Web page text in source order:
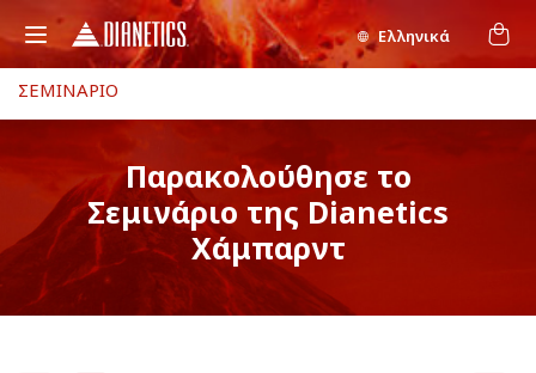
Ελληνικά
ΣΕΜΙΝΑΡΙΟ
Παρακολούθησε το
Σεμινάριο της Dianetics
Χάμπαρντ